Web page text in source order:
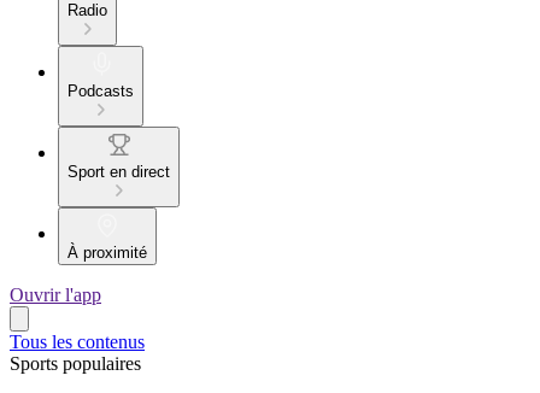
Radio
Podcasts
Sport en direct
À proximité
Ouvrir l'app
Tous les contenus
Sports populaires